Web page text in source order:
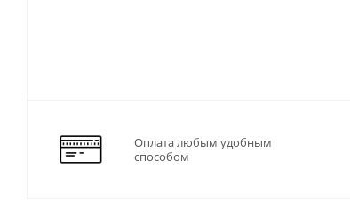
Оплата любым удобным
способом